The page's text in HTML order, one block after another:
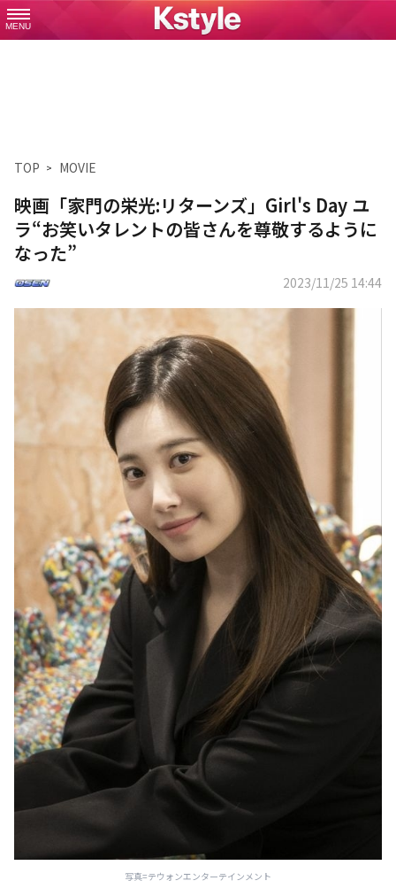
MENU
TOP MOVIE
映画「家門の栄光:リターンズ」Girl's Day ユ
ラ“お笑いタレントの皆さんを尊敬するように
なった”
2023/11/25 14:44
写真=テウォンエンターテインメント